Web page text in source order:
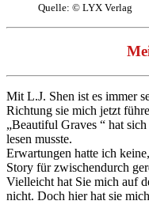
Quelle: © LYX Verlag
Mit L.J. Shen ist es immer
Richtung sie mich jetzt
„Beautiful Graves “ hat
lesen musste.
Erwartungen hatte ich
Story für zwischendurch
Vielleicht hat Sie mich auf
nicht. Doch hier hat sie